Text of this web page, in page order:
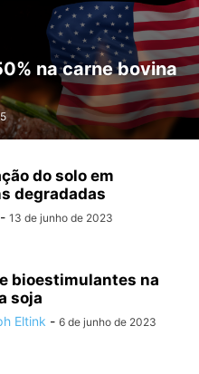
na carne bovina
do solo em
degradadas
- 13 de junho de 2023
bioestimulantes na
soja
Eltink - 6 de junho de 2023